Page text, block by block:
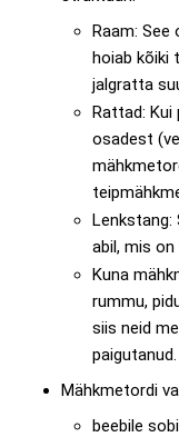
Raam:
hoiab kõiki
jalgratta
Rattad: Kui
osadest
Lenkstang:
abil, mis
Kuna
rummu,
siis neid
paigutanud.
Mähkmetordi
beebile